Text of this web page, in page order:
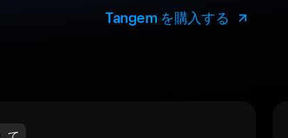
Tangem を購入する
て